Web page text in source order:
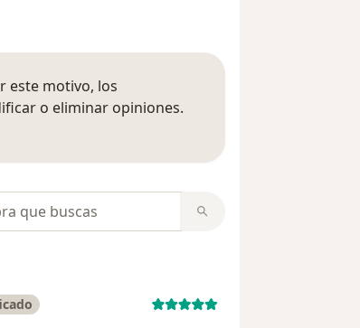
este motivo, los
o eliminar opiniones.